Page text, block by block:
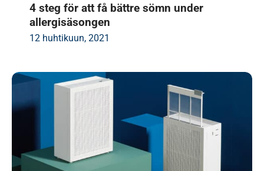
4 steg för att få bättre sömn under
allergisäsongen
12 huhtikuun, 2021